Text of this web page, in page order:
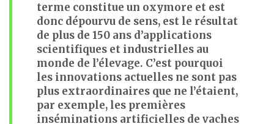
terme constitue un oxymore et est
donc dépourvu de sens, est le résultat
de plus de 150 ans d’applications
scientifiques et industrielles au
monde de l’élevage. C’est pourquoi
les innovations actuelles ne sont pas
plus extraordinaires que ne l’étaient,
par exemple, les premières
inséminations artificielles de vaches